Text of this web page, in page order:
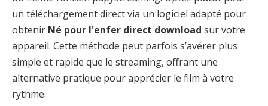
un téléchargement direct via un logiciel adapté pour
obtenir Né pour l'enfer direct download sur votre
appareil. Cette méthode peut parfois s’avérer plus
simple et rapide que le streaming, offrant une
alternative pratique pour apprécier le film à votre
rythme.